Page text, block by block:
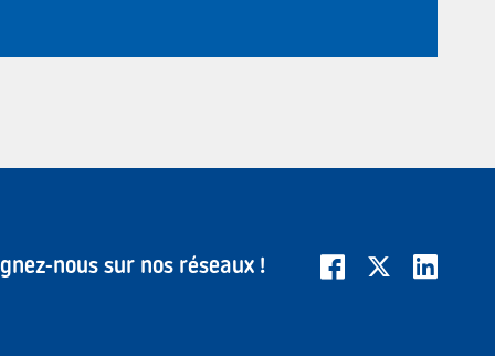
nous sur nos réseaux !